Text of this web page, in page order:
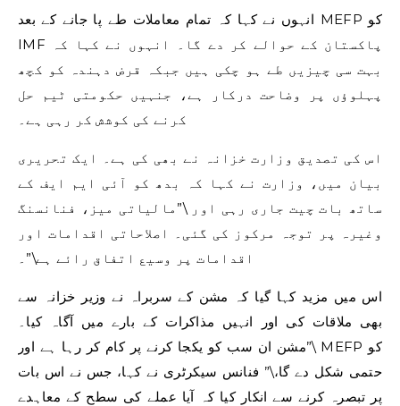
انہوں نے کہا کہ تمام معاملات طے پا جانے کے بعد MEFP کو
IMF پاکستان کے حوالے کر دے گا۔ انہوں نے کہا کہ
بہت سی چیزیں طے ہو چکی ہیں جبکہ قرض دہندہ کو کچھ
پہلوؤں پر وضاحت درکار ہے، جنہیں حکومتی ٹیم حل
کرنے کی کوشش کر رہی ہے۔
اس کی تصدیق وزارت خزانہ نے بھی کی ہے۔ ایک تحریری
بیان میں، وزارت نے کہا کہ بدھ کو آئی ایم ایف کے
ساتھ بات چیت جاری رہی اور \”مالیاتی میز، فنانسنگ
وغیرہ پر توجہ مرکوز کی گئی۔ اصلاحاتی اقدامات اور
اقدامات پر وسیع اتفاق رائے ہے\”۔
اس میں مزید کہا گیا کہ مشن کے سربراہ نے وزیر خزانہ سے
بھی ملاقات کی اور انہیں مذاکرات کے بارے میں آگاہ کیا۔
\”مشن ان سب کو یکجا کرنے پر کام کر رہا ہے اور MEFP کو
حتمی شکل دے گا،\” فنانس سیکرٹری نے کہا، جس نے اس بات
پر تبصرہ کرنے سے انکار کیا کہ آیا عملے کی سطح کے معاہدے